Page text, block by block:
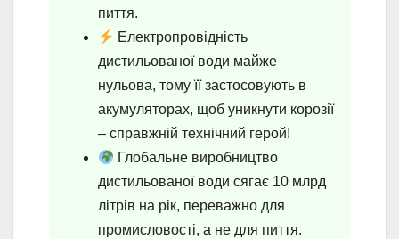
пиття.
Електропровідність
дистильованої води майже
нульова, тому її застосовують в
акумуляторах, щоб уникнути корозії
– справжній технічний герой!
Глобальне виробництво
дистильованої води сягає 10 млрд
літрів на рік, переважно для
промисловості, а не для пиття.